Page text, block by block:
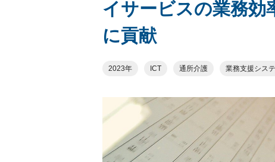
イサービスの業務効
に貢献
2023年 ICT 通所介護 業務支援シス